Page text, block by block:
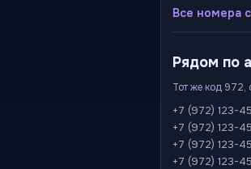
Все номера
Рядом по
Тот же код 972,
+7 (972) 123-
+7 (972) 123-
+7 (972) 123-
+7 (972) 123-